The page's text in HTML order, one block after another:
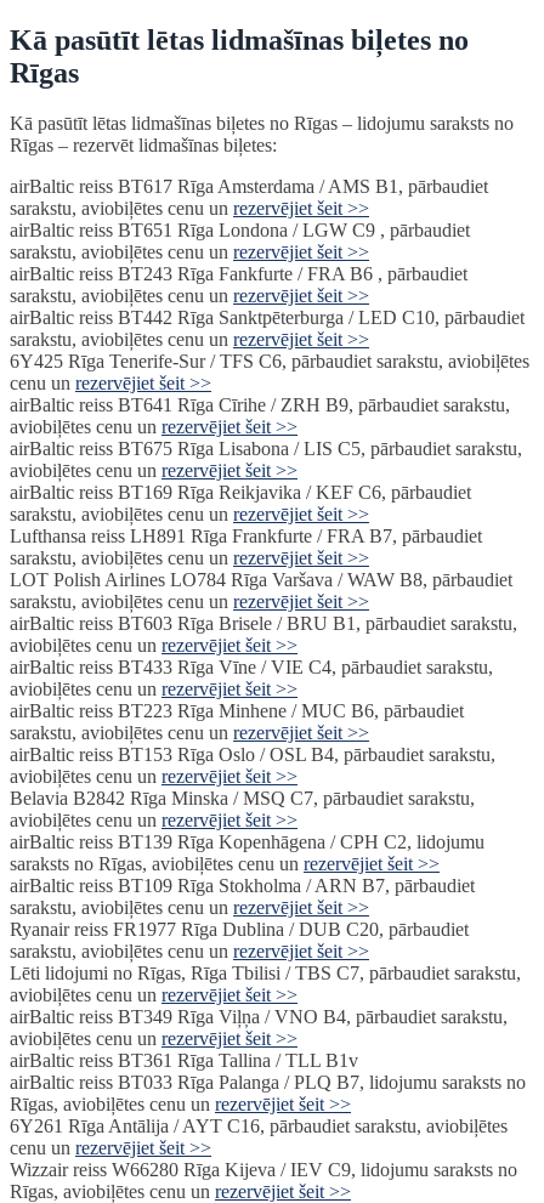
Kā pasūtīt lētas lidmašīnas biļetes no
Rīgas
Kā pasūtīt lētas lidmašīnas biļetes no Rīgas – lidojumu saraksts no
Rīgas – rezervēt lidmašīnas biļetes:
airBaltic reiss BT617 Rīga Amsterdama / AMS B1, pārbaudiet
sarakstu, aviobiļētes cenu un rezervējiet šeit >>
airBaltic reiss BT651 Rīga Londona / LGW C9 , pārbaudiet
sarakstu, aviobiļētes cenu un rezervējiet šeit >>
airBaltic reiss BT243 Rīga Fankfurte / FRA B6 , pārbaudiet
sarakstu, aviobiļētes cenu un rezervējiet šeit >>
airBaltic reiss BT442 Rīga Sanktpēterburga / LED C10, pārbaudiet
sarakstu, aviobiļētes cenu un rezervējiet šeit >>
6Y425 Rīga Tenerife-Sur / TFS C6, pārbaudiet sarakstu, aviobiļētes
cenu un rezervējiet šeit >>
airBaltic reiss BT641 Rīga Cīrihe / ZRH B9, pārbaudiet sarakstu,
aviobiļētes cenu un rezervējiet šeit >>
airBaltic reiss BT675 Rīga Lisabona / LIS C5, pārbaudiet sarakstu,
aviobiļētes cenu un rezervējiet šeit >>
airBaltic reiss BT169 Rīga Reikjavika / KEF C6, pārbaudiet
sarakstu, aviobiļētes cenu un rezervējiet šeit >>
Lufthansa reiss LH891 Rīga Frankfurte / FRA B7, pārbaudiet
sarakstu, aviobiļētes cenu un rezervējiet šeit >>
LOT Polish Airlines LO784 Rīga Varšava / WAW B8, pārbaudiet
sarakstu, aviobiļētes cenu un rezervējiet šeit >>
airBaltic reiss BT603 Rīga Brisele / BRU B1, pārbaudiet sarakstu,
aviobiļētes cenu un rezervējiet šeit >>
airBaltic reiss BT433 Rīga Vīne / VIE C4, pārbaudiet sarakstu,
aviobiļētes cenu un rezervējiet šeit >>
airBaltic reiss BT223 Rīga Minhene / MUC B6, pārbaudiet
sarakstu, aviobiļētes cenu un rezervējiet šeit >>
airBaltic reiss BT153 Rīga Oslo / OSL B4, pārbaudiet sarakstu,
aviobiļētes cenu un rezervējiet šeit >>
Belavia B2842 Rīga Minska / MSQ C7, pārbaudiet sarakstu,
aviobiļētes cenu un rezervējiet šeit >>
airBaltic reiss BT139 Rīga Kopenhāgena / CPH C2, lidojumu
saraksts no Rīgas, aviobiļētes cenu un rezervējiet šeit >>
airBaltic reiss BT109 Rīga Stokholma / ARN B7, pārbaudiet
sarakstu, aviobiļētes cenu un rezervējiet šeit >>
Ryanair reiss FR1977 Rīga Dublina / DUB C20, pārbaudiet
sarakstu, aviobiļētes cenu un rezervējiet šeit >>
Lēti lidojumi no Rīgas, Rīga Tbilisi / TBS C7, pārbaudiet sarakstu,
aviobiļētes cenu un rezervējiet šeit >>
airBaltic reiss BT349 Rīga Viļņa / VNO B4, pārbaudiet sarakstu,
aviobiļētes cenu un rezervējiet šeit >>
airBaltic reiss BT361 Rīga Tallina / TLL B1v
airBaltic reiss BT033 Rīga Palanga / PLQ B7, lidojumu saraksts no
Rīgas, aviobiļētes cenu un rezervējiet šeit >>
6Y261 Rīga Antālija / AYT C16, pārbaudiet sarakstu, aviobiļētes
cenu un rezervējiet šeit >>
Wizzair reiss W66280 Rīga Kijeva / IEV C9, lidojumu saraksts no
Rīgas, aviobiļētes cenu un rezervējiet šeit >>